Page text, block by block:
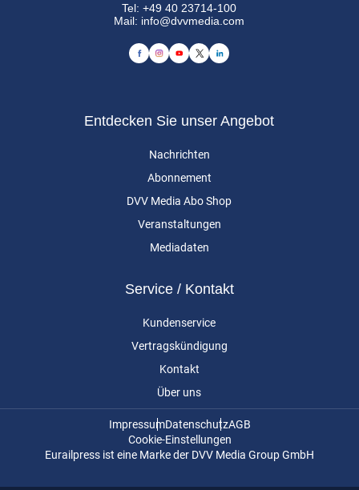
Tel:+49 40 23714-100
Mail: info@dvvmedia.com
Entdecken Sie unser Angebot
Nachrichten
Abonnement
DVV Media Abo Shop
Veranstaltungen
Mediadaten
Service / Kontakt
Kundenservice
Vertragskündigung
Kontakt
Über uns
ImpressumDatenschutzAGB
Cookie-Einstellungen
Eurailpress ist eine Marke der DVV Media Group GmbH